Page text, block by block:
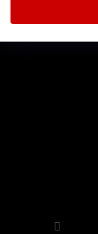
AINSTAGRAM